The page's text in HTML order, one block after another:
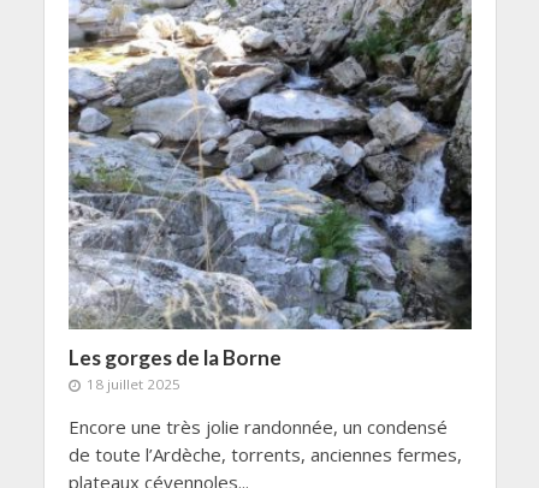
Les gorges de la Borne
18 juillet 2025
Encore une très jolie randonnée, un condensé
de toute l’Ardèche, torrents, anciennes fermes,
plateaux cévennoles...